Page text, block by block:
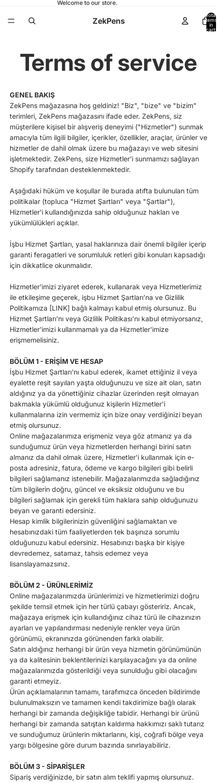
Welcome to our store.
ZekPens
Total
items
in
cart:
Terms of service
GENEL BAKIŞ
ZekPens mağazasına hoş geldiniz! "Biz", "bize" ve "bizim"
terimleri, ZekPens mağazasını ifade eder. ZekPens, siz
müşterilere kişisel bir alışveriş deneyimi ("Hizmetler") sunmak
amacıyla tüm ilgili bilgiler, içerikler, özellikler, araçlar, ürünler ve
hizmetler de dahil olmak üzere bu mağazayı ve web sitesini
işletmektedir. ZekPens, size Hizmetler'i sunmamızı sağlayan
Shopify tarafından desteklenmektedir.
Aşağıdaki hüküm ve koşullar ile burada atıfta bulunulan tüm
politikalar (topluca "Hizmet Şartları" veya "Şartlar"),
Hizmetler'i kullandığınızda sahip olduğunuz hakları ve
yükümlülükleri açıklar.
İşbu Hizmet Şartları, yasal haklarınıza dair önemli bilgiler içerip
garanti feragatleri ve sorumluluk retleri gibi konuları kapsadığı
için dikkatlice okunmalıdır.
Hizmetler'imizi ziyaret ederek, kullanarak veya Hizmetlerimiz
ile etkileşime geçerek, işbu Hizmet Şartları’na ve Gizlilik
Politikamıza [LINK] bağlı kalmayı kabul etmiş olursunuz. Bu
Hizmet Şartları'nı veya Gizlilik Politikası'nı kabul etmiyorsanız,
Hizmetler'imizi kullanmamalı ya da Hizmetler'imize
erişmemelisiniz.
BÖLÜM 1 - ERİŞİM VE HESAP
İşbu Hizmet Şartları'nı kabul ederek, ikamet ettiğiniz il veya
eyalette reşit sayılan yaşta olduğunuzu ve size ait olan, satın
aldığınız ya da yönettiğiniz cihazlar üzerinden reşit olmayan
bakmakla yükümlü olduğunuz kişilerin Hizmetler'i
kullanmalarına izin vermemiz için bize onay verdiğinizi beyan
etmiş olursunuz.
Online mağazalarımıza erişmeniz veya göz atmanız ya da
sunduğumuz ürün veya hizmetlerden herhangi birini satın
almanız da dahil olmak üzere, Hizmetler'i kullanmak için e-
posta adresiniz, fatura, ödeme ve kargo bilgileri gibi belirli
bilgileri sağlamanız istenebilir. Mağazalarımızda sağladığınız
tüm bilgilerin doğru, güncel ve eksiksiz olduğunu ve bu
bilgileri sağlamak için gerekli tüm haklara sahip olduğunuzu
beyan ve garanti edersiniz.
Hesap kimlik bilgilerinizin güvenliğini sağlamaktan ve
hesabınızdaki tüm faaliyetlerden tek başınıza sorumlu
olduğunuzu kabul edersiniz. Hesabınızı başka bir kişiye
devredemez, satamaz, tahsis edemez veya
lisanslayamazsınız.
BÖLÜM 2 - ÜRÜNLERİMİZ
Online mağazalarımızda ürünlerimizi ve hizmetlerimizi doğru
şekilde temsil etmek için her türlü çabayı gösteririz. Ancak,
mağazaya erişmek için kullandığınız cihaz türü ile cihazınızın
ayarları ve yapılandırması nedeniyle renkler veya ürün
görünümü, ekranınızda görünenden farklı olabilir.
Satın aldığınız herhangi bir ürün veya hizmetin görünümünün
ya da kalitesinin beklentilerinizi karşılayacağını ya da online
mağazalarımızda gösterildiği veya sunulduğu gibi olacağını
garanti etmeyiz.
Ürün açıklamalarının tamamı, tarafımızca önceden bildirimde
bulunulmaksızın ve tamamen kendi takdirimize bağlı olarak
herhangi bir zamanda değişikliğe tabidir. Herhangi bir ürünü
herhangi bir zamanda satıştan kaldırma hakkımızı saklı tutarız
ve sunduğumuz ürünlerin miktarlarını, kişi, coğrafi bölge veya
yargı bölgesine göre durum bazında sınırlayabiliriz.
BÖLÜM 3 - SİPARİŞLER
Sipariş verdiğinizde, bir satın alım teklifi yapmış olursunuz.